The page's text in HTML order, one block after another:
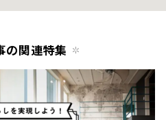
の関連特集